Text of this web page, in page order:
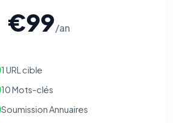
€99/an
1 URL cible
10 Mots-clés
Soumission Annuaires